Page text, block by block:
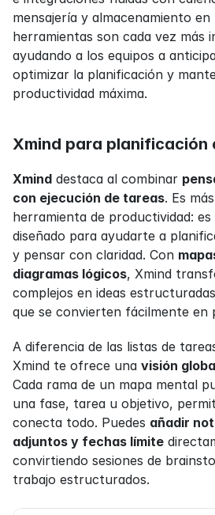
mensajería y almacenamiento
herramientas son cada vez más
ayudando a los equipos a
optimizar la planificación y
productividad máxima.
Xmind para planificación
Xmind destaca al combinar
con ejecución de tareas. Es
herramienta de productividad:
diseñado para ayudarte a
y pensar con claridad. Con
diagramas lógicos, Xmind
complejos en ideas
que se convierten fácilmente en
A diferencia de las listas de
Xmind te ofrece una visión
Cada rama de un mapa mental
una fase, tarea u objetivo,
conecta todo. Puedes añadir
adjuntos y fechas límite
convirtiendo sesiones de
trabajo estructurados.